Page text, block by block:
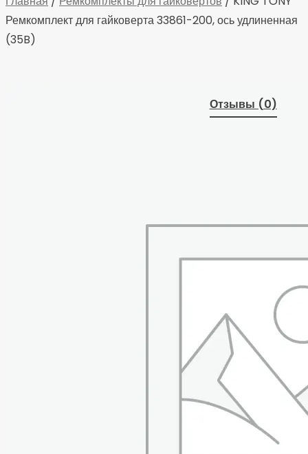
Ремкомплект для гайковерта 33861-200, ось удлиненная
(35B)
Отзывы (0)